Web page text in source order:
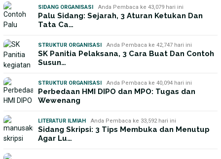
SIDANG ORGANISASI Anda Pembaca ke 43,079 hari ini
Palu Sidang: Sejarah, 3 Aturan Ketukan Dan
Tata Ca…
STRUKTUR ORGANISASI Anda Pembaca ke 42,747 hari ini
SK Panitia Pelaksana, 3 Cara Buat Dan Contoh
Susun…
STRUKTUR ORGANISASI Anda Pembaca ke 40,094 hari ini
Perbedaan HMI DIPO dan MPO: Tugas dan
Wewenang
LITERATUR ILMIAH Anda Pembaca ke 33,592 hari ini
Sidang Skripsi: 3 Tips Membuka dan Menutup
Agar Lu…